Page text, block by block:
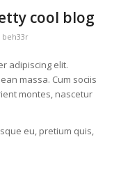
cool blog
beh33r
adipiscing elit.
massa. Cum sociis
montes, nascetur
eu, pretium quis,